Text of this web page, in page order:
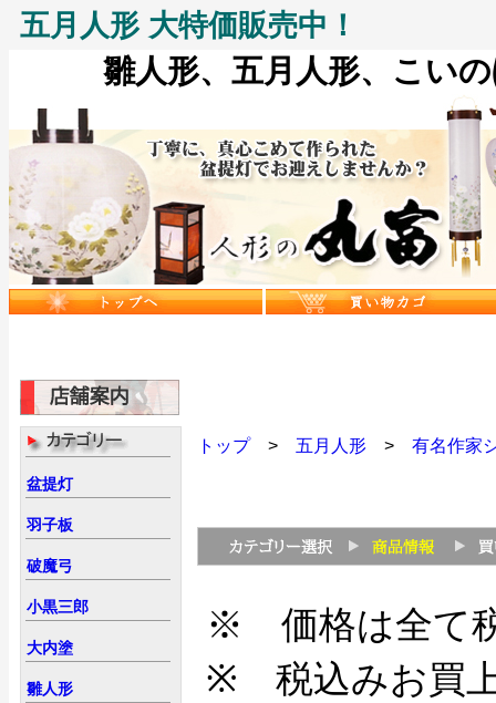
五月人形 大特価販売中！
雛人形、五月人形、こい
盆提灯
羽子板
破魔弓
小黒三郎
大内塗
雛人形
トップ> 五月人形> 有名作家
※ 価格は全て
※ 税込みお買